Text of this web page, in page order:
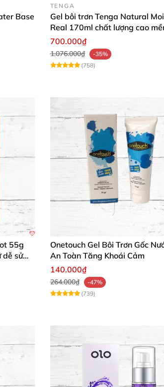
nghiệp, hay bán hàng mạnh
của bạn không?
Base
TENGA
Gel bôi trơn Tenga Natural
Real 170ml chất lượng cao
mượt an toàn
700.000₫
1.076.000₫
-35%
(758)
55g
dễ sử
Onetouch Gel Bôi Trơn Gốc
An Toàn Tăng Khoái Cảm
140.000₫
264.000₫
-47%
(739)